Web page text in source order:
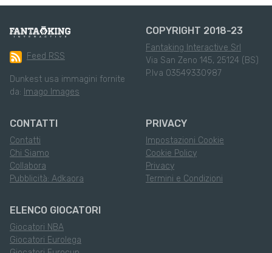
Feed RSS
Dunkest usa immagini fornite
da: Imago Images
COPYRIGHT 2018-23
Fantaking Interactive Srl
Via San Zeno 145, 25124 (BS)
P.Iva 03549330987
CONTATTI
Contatti
Chi Siamo
Collabora
Pubblicità: Adkaora
PRIVACY
Impostazioni Cookie
Cookie Policy
Privacy
Termini e Condizioni
ELENCO GIOCATORI
Giocatori NBA
Giocatori Eurolega